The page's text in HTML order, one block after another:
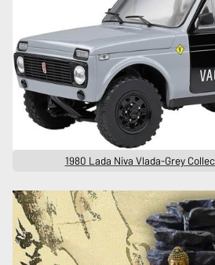
1980 Lada Niva Vlada-Grey